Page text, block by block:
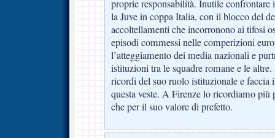
proprie responsabilità. Inutile
la Juve in coppa Italia, con il blocco del
accoltellamenti che incorronono ai tifosi
episodi commessi nelle comperizioni
l’atteggiamento dei media nazionali e
istituzioni tra le squadre romane e le
ricordi del suo ruolo istituzionale e faccia
questa veste. A Firenze lo ricordiamo più
che per il suo valore di prefetto.